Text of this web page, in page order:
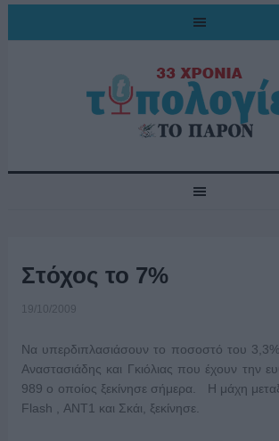
Στόχος το 7%
19/10/2009
Να υπερδιπλασιάσουν το ποσοστό του 3,3%
Αναστασιάδης και Γκιόλιας που έχουν την
989 ο οποίος ξεκίνησε σήμερα. Η μάχη
Flash , ΑΝΤ1 και Σκάι, ξεκίνησε.